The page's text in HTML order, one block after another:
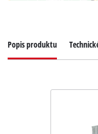
Popis produktu